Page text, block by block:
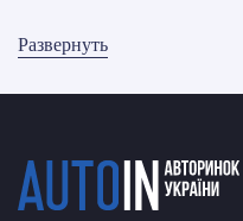
Развернуть